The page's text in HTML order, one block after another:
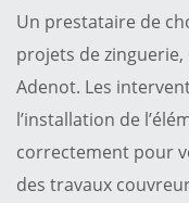
Un prestataire de
projets de zinguerie,
Adenot. Les
l’installation de
correctement pour
des travaux